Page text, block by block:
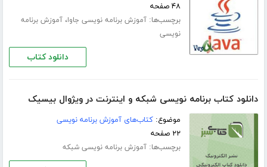
۴۸ صفحه
برچسب‌ها:آموزش برنامه نویسی جاوا،آموزش برنامه
نویسی
دانلود کتاب
دانلود کتاب برنامه نویسی شبکه و اینترنت در ویژوال بیسیک
موضوع:کتاب‌های آموزش برنامه نویسی
۲۲ صفحه
برچسب‌ها:آموزش برنامه نویسی شبکه